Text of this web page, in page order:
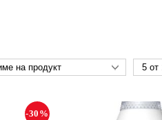
-30%